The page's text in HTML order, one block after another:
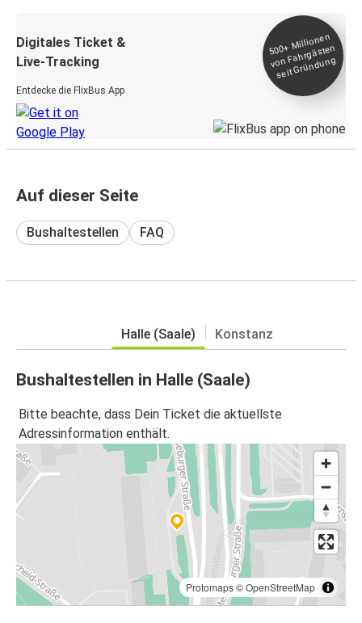
Digitales Ticket &
Live-Tracking
Entdecke die FlixBus App
500+
Millionen
von Fahrgästen
seit
Gründung
Auf dieser Seite
Bushaltestellen FAQ
Halle (Saale) Konstanz
Bushaltestellen in Halle (Saale)
Bitte beachte, dass Dein Ticket die aktuellste
Adressinformation enthält.
Protomaps©OpenStreetMap